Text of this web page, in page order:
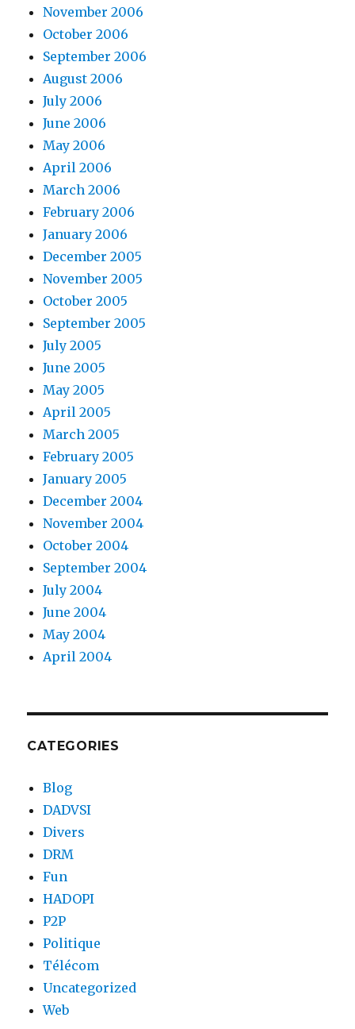
November 2006
October 2006
September 2006
August 2006
July 2006
June 2006
May 2006
April 2006
March 2006
February 2006
January 2006
December 2005
November 2005
October 2005
September 2005
July 2005
June 2005
May 2005
April 2005
March 2005
February 2005
January 2005
December 2004
November 2004
October 2004
September 2004
July 2004
June 2004
May 2004
April 2004
CATEGORIES
Blog
DADVSI
Divers
DRM
Fun
HADOPI
P2P
Politique
Télécom
Uncategorized
Web